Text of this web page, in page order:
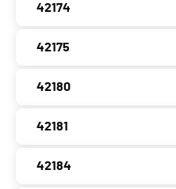
42174
42175
42180
42181
42184